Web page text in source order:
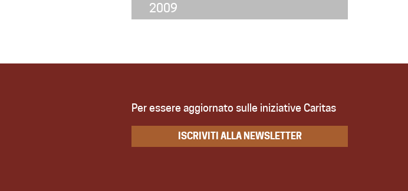
2009
Per essere aggiornato sulle iniziative Caritas
ISCRIVITI ALLA NEWSLETTER